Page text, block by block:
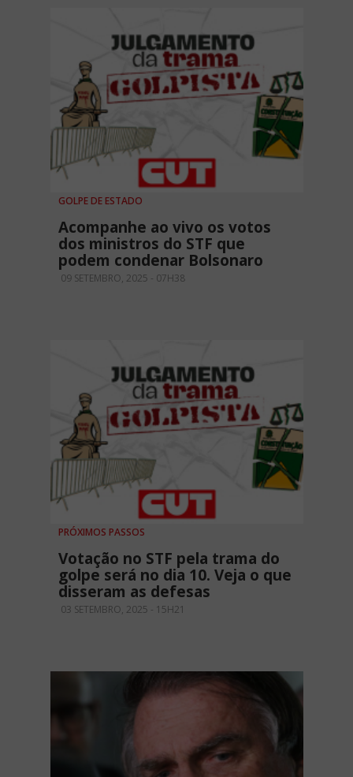
GOLPE DE ESTADO
Acompanhe ao vivo os votos
dos ministros do STF que
podem condenar Bolsonaro
09 SETEMBRO, 2025 - 07H38
PRÓXIMOS PASSOS
Votação no STF pela trama do
golpe será no dia 10. Veja o que
disseram as defesas
03 SETEMBRO, 2025 - 15H21